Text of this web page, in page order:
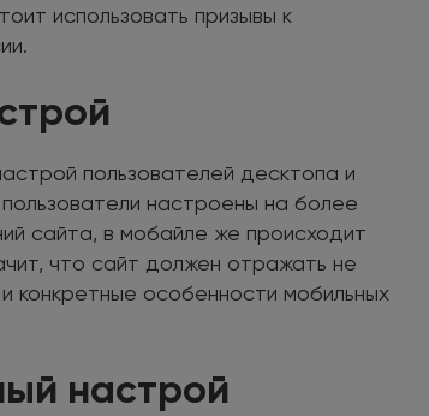
использовать призывы к
пользователей десктопа и
настроены на более
сайта, в мобайле же происходит
что сайт должен отражать не
конкретные особенности мобильных
настрой